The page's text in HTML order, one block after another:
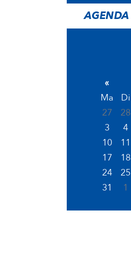
AGENDA
«
Ma
Di
27
28
3
4
10
11
17
18
24
25
31
1